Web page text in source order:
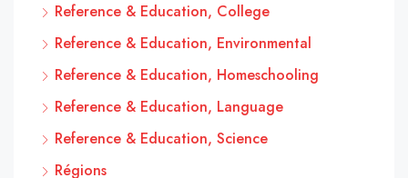
Reference & Education, College
Reference & Education, Environmental
Reference & Education, Homeschooling
Reference & Education, Language
Reference & Education, Science
Régions